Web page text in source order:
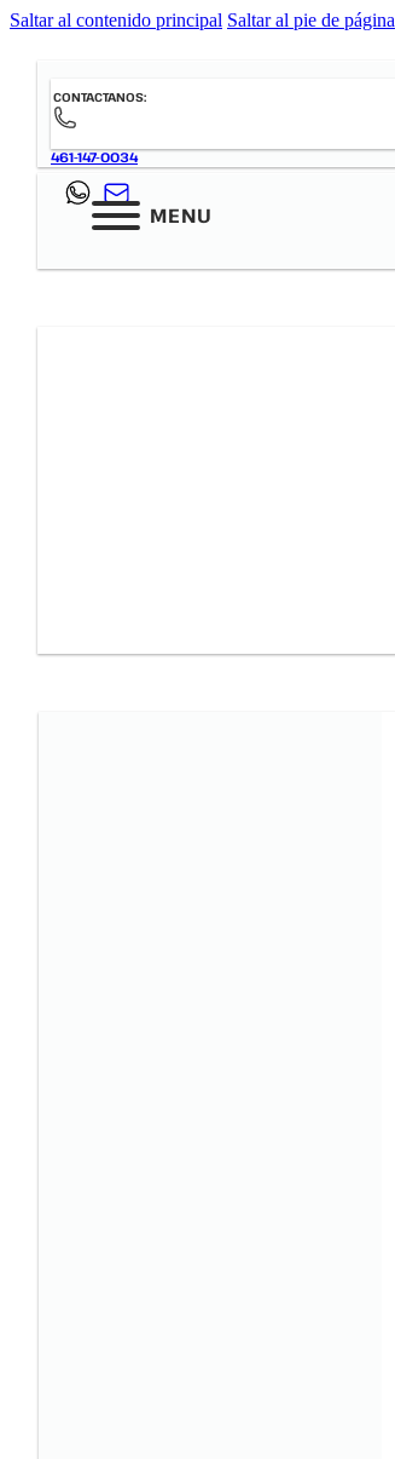
Saltar al contenido principal Saltar al pie de página
CONTACTANOS:
461-147-0034
MENU